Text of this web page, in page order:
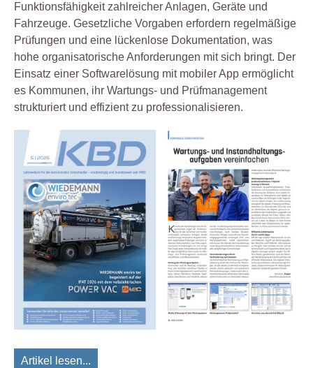
Funktionsfähigkeit zahlreicher Anlagen, Geräte und
Fahrzeuge. Gesetzliche Vorgaben erfordern regelmäßige
Prüfungen und eine lückenlose Dokumentation, was
hohe organisatorische Anforderungen mit sich bringt. Der
Einsatz einer Softwarelösung mit mobiler App ermöglicht
es Kommunen, ihr Wartungs- und Prüfmanagement
strukturiert und effizient zu professionalisieren.
Artikel lesen...